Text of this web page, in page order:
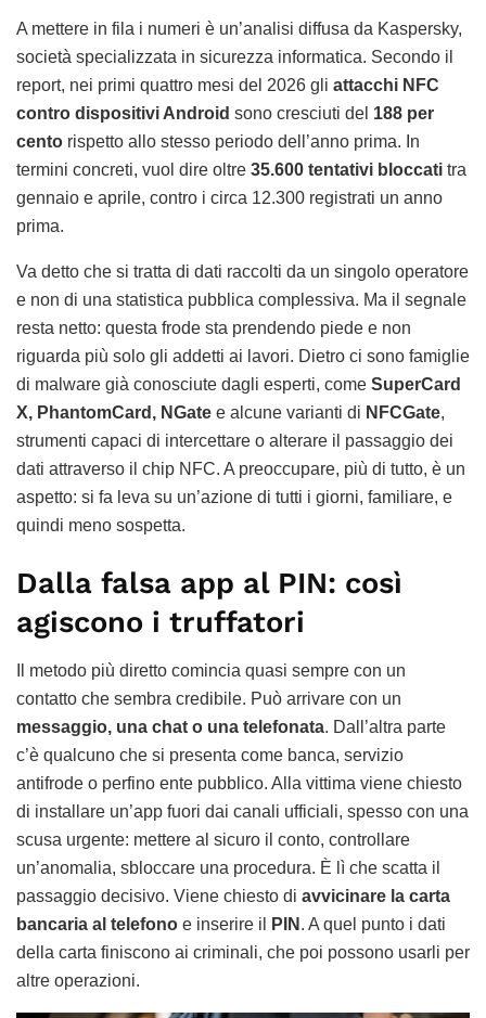
A mettere in fila i numeri è un’analisi diffusa da Kaspersky,
società specializzata in sicurezza informatica. Secondo il
report, nei primi quattro mesi del 2026 gli attacchi NFC
contro dispositivi Android sono cresciuti del 188 per
cento rispetto allo stesso periodo dell’anno prima. In
termini concreti, vuol dire oltre 35.600 tentativi bloccati tra
gennaio e aprile, contro i circa 12.300 registrati un anno
prima.
Va detto che si tratta di dati raccolti da un singolo operatore
e non di una statistica pubblica complessiva. Ma il segnale
resta netto: questa frode sta prendendo piede e non
riguarda più solo gli addetti ai lavori. Dietro ci sono famiglie
di malware già conosciute dagli esperti, come SuperCard
X, PhantomCard, NGate e alcune varianti di NFCGate,
strumenti capaci di intercettare o alterare il passaggio dei
dati attraverso il chip NFC. A preoccupare, più di tutto, è un
aspetto: si fa leva su un’azione di tutti i giorni, familiare, e
quindi meno sospetta.
Dalla falsa app al PIN: così
agiscono i truffatori
Il metodo più diretto comincia quasi sempre con un
contatto che sembra credibile. Può arrivare con un
messaggio, una chat o una telefonata. Dall’altra parte
c’è qualcuno che si presenta come banca, servizio
antifrode o perfino ente pubblico. Alla vittima viene chiesto
di installare un’app fuori dai canali ufficiali, spesso con una
scusa urgente: mettere al sicuro il conto, controllare
un’anomalia, sbloccare una procedura. È lì che scatta il
passaggio decisivo. Viene chiesto di avvicinare la carta
bancaria al telefono e inserire il PIN . A quel punto i dati
della carta finiscono ai criminali, che poi possono usarli per
altre operazioni.